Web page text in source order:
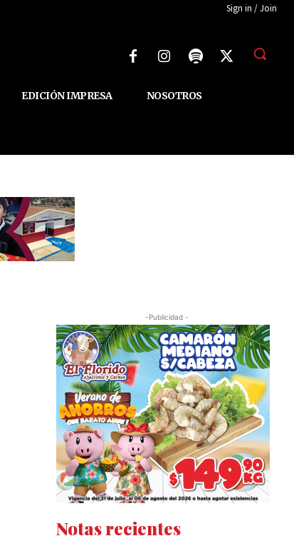
Sign in / Join
EDICIÓN IMPRESA NOSOTROS
-Publicidad -
Notas recientes